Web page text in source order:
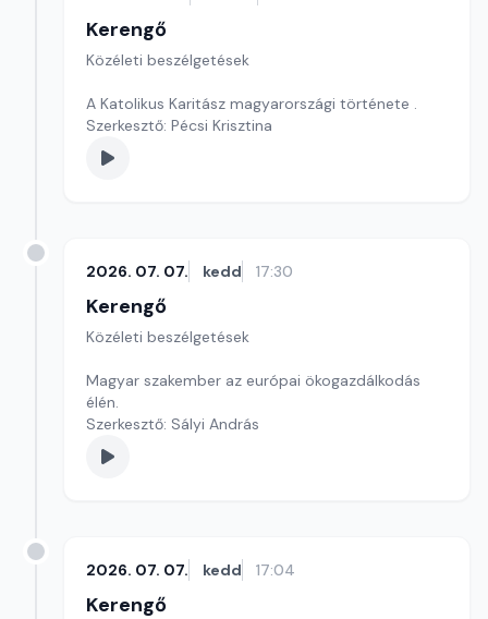
Kerengő
Közéleti beszélgetések
A Katolikus Karitász magyarországi története .
Szerkesztő: Pécsi Krisztina
2026. 07. 07. kedd 17:30
Kerengő
Közéleti beszélgetések
Magyar szakember az európai ökogazdálkodás
élén.
Szerkesztő: Sályi András
2026. 07. 07. kedd 17:04
Kerengő